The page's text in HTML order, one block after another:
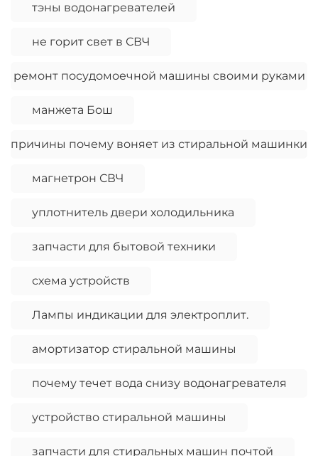
тэны водонагревателей
не горит свет в СВЧ
ремонт посудомоечной машины своими руками
манжета Бош
причины почему воняет из стиральной машинки
магнетрон СВЧ
уплотнитель двери холодильника
запчасти для бытовой техники
схема устройств
Лампы индикации для электроплит.
амортизатор стиральной машины
почему течет вода снизу водонагревателя
устройство стиральной машины
запчасти для стиральных машин почтой